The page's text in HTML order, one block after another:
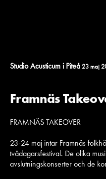
Studio Acusticum i Piteå23 maj
Framnäs
FRAMNÄS TAKEOVER
23-24 maj intar Framnäs
tvådagarsfestival. De olika
avslutningskonserter och de